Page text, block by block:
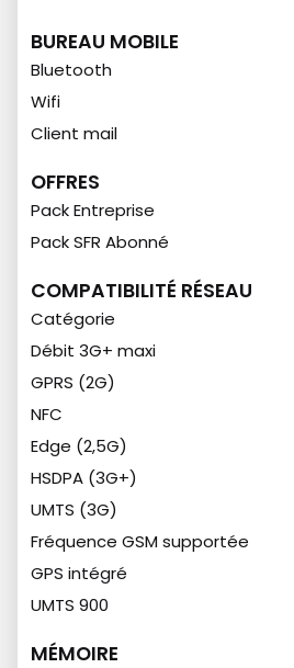
BUREAU MOBILE
Bluetooth
Wifi
Client mail
OFFRES
Pack Entreprise
Pack SFR Abonné
COMPATIBILITÉ RÉSEAU
Catégorie
Débit 3G+ maxi
GPRS (2G)
NFC
Edge (2,5G)
HSDPA (3G+)
UMTS (3G)
Fréquence GSM supportée
GPS intégré
UMTS 900
MÉMOIRE